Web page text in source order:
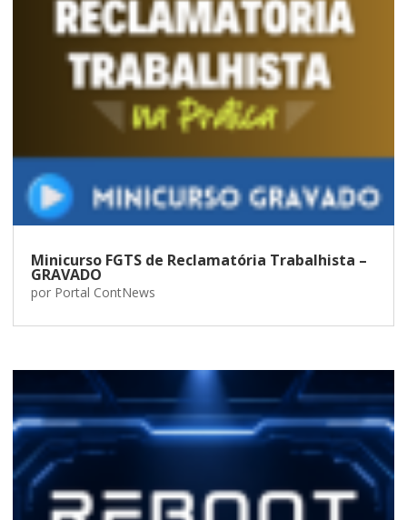
Minicurso FGTS de Reclamatória Trabalhista –
GRAVADO
por Portal ContNews